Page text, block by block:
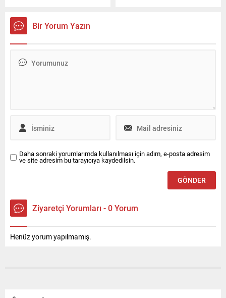
yürütülen soruşturmada, iş
insanı Hüseyin Köksal ifade
verdi.
Bir Yorum Yazın
Daha sonraki yorumlarımda kullanılması için adım, e-posta adresim
ve site adresim bu tarayıcıya kaydedilsin.
Ziyaretçi Yorumları - 0 Yorum
Henüz yorum yapılmamış.